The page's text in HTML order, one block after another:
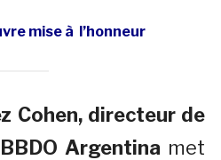
mise à l’honneur
Cohen, directeur de
Argentina met